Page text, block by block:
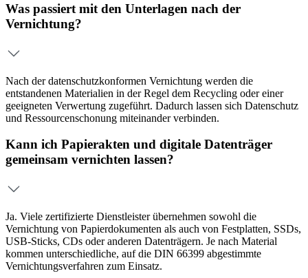
Was passiert mit den Unterlagen nach der
Vernichtung?
Nach der datenschutzkonformen Vernichtung werden die
entstandenen Materialien in der Regel dem Recycling oder einer
geeigneten Verwertung zugeführt. Dadurch lassen sich Datenschutz
und Ressourcenschonung miteinander verbinden.
Kann ich Papierakten und digitale Datenträger
gemeinsam vernichten lassen?
Ja. Viele zertifizierte Dienstleister übernehmen sowohl die
Vernichtung von Papierdokumenten als auch von Festplatten, SSDs,
USB-Sticks, CDs oder anderen Datenträgern. Je nach Material
kommen unterschiedliche, auf die DIN 66399 abgestimmte
Vernichtungsverfahren zum Einsatz.